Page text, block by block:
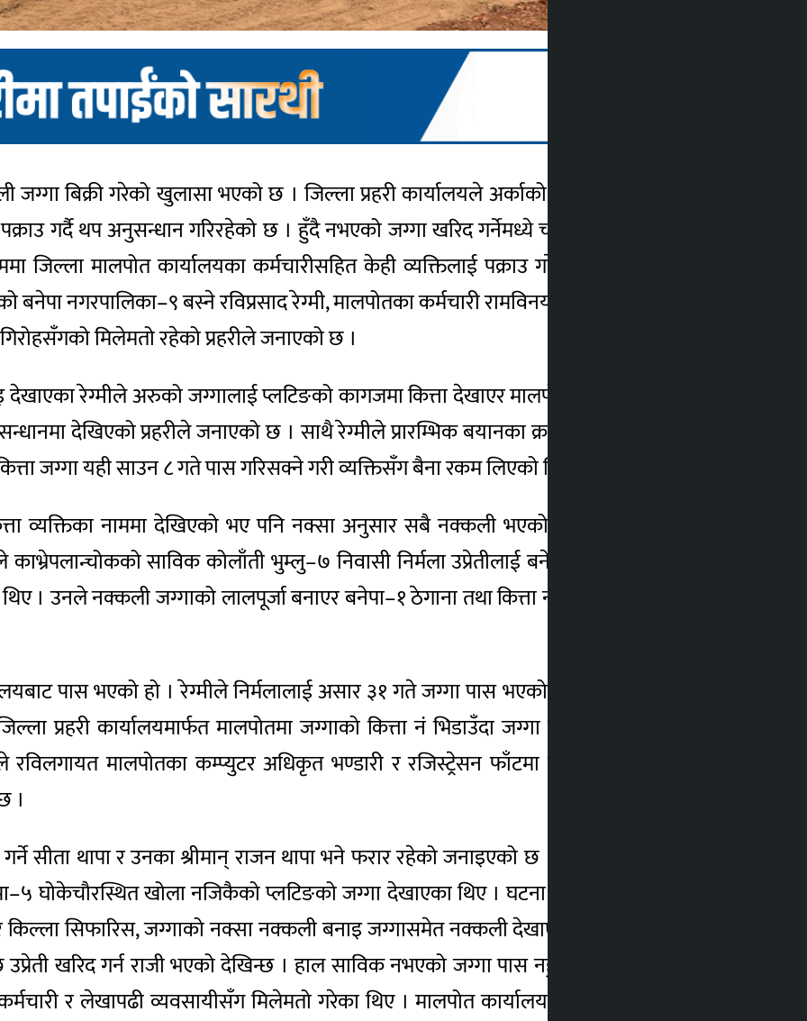
जग्गा बिक्री गरेको खुलासा भएको छ । जिल्ला प्रहरी कार्यालयले अर्काको जग्गा देखाएर नक्कली पूर्जा
गर्दै थप अनुसन्धान गरिरहेको छ । हुँदै नभएको जग्गा खरिद गर्नेमध्ये चार जनाले प्रहरी कार्यालयमा
जिल्ला मालपोत कार्यालयका कर्मचारीसहित केही व्यक्तिलाई पक्राउ गरेको छ । हाल पक्राउ पर्नेमा
बनेपा नगरपालिका–९ बस्ने रविप्रसाद रेग्मी, मालपोतका कर्मचारी रामविनय यादव र सतिश भण्डारी छन्
गिरोहसँगको मिलेमतो रहेको प्रहरीले जनाएको छ ।
रेग्मीले अरुको जग्गालाई प्लटिङको कागजमा कित्ता देखाएर मालपोत कार्यालयले हाल साविक
देखिएको प्रहरीले जनाएको छ । साथै रेग्मीले प्रारम्भिक बयानका क्रममा सातवटा यस्तै प्रकृतिका
जग्गा यही साउन ८ गते पास गरिसक्ने गरी व्यक्तिसँग बैना रकम लिएको स्विकारेका छन् ।
व्यक्तिका नाममा देखिएको भए पनि नक्सा अनुसार सबै नक्कली भएको प्रहरीले जनाएको छ । दश
काभ्रेपलान्चोकको साविक कोलाँती भुम्लु–७ निवासी निर्मला उप्रेतीलाई बनेपा नपा साविक १ नं वडाको
। उनले नक्कली जग्गाको लालपूर्जा बनाएर बनेपा–१ ठेगाना तथा कित्ता नं १५०४ मा आठ आना जग्गा
पास भएको हो । रेग्मीले निर्मलालाई असार ३१ गते जग्गा पास भएको पूर्जा दिएका थिए । सोमबार
प्रहरी कार्यालयमार्फत मालपोतमा जग्गाको कित्ता नं भिडाउँदा जग्गा नै नभएको पुष्टी भएको हो ।
रविलगायत मालपोतका कम्प्युटर अधिकृत भण्डारी र रजिस्ट्रेसन फाँटमा कार्यरत कर्मचारी यादवलाई
।
गर्ने सीता थापा र उनका श्रीमान् राजन थापा भने फरार रहेको जनाइएको छ । पीडितका अनुसार नक्कली
घोकेचौरस्थित खोला नजिकैको प्लटिङको जग्गा देखाएका थिए । घटना विवरणअनुसार रेग्मीले पूर्जा
किल्ला सिफारिस, जग्गाको नक्सा नक्कली बनाइ जग्गासमेत नक्कली देखाएका थिए । प्रहरीका अनुसार
उप्रेती खरिद गर्न राजी भएको देखिन्छ । हाल साविक नभएको जग्गा पास नहुने भएपछि रेग्मीले बनेपाको
कर्मचारी र लेखापढी व्यवसायीसँग मिलेमतो गरेका थिए । मालपोत कार्यालयले भने हाल अनलाइनमार्फत